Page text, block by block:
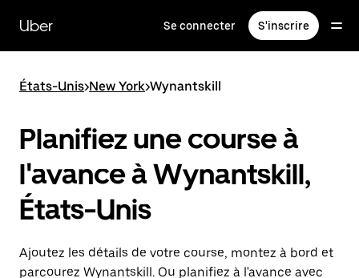
contenu
principal
Uber Se connecter S'inscrire
États-Unis>New York>Wynantskill
Planifiez une course à
l'avance à Wynantskill,
États-Unis
Ajoutez les détails de votre course, montez à bord et
parcourez Wynantskill. Ou planifiez à l'avance avec